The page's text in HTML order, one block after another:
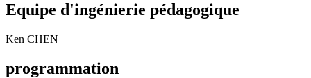
Equipe d'ingénierie pédagogique
Ken CHEN
programmation